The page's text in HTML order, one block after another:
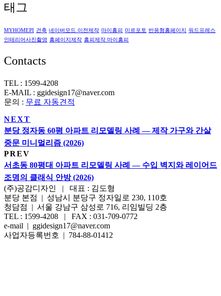
태그
MYHOMEPI 건축 네이버모드 이전제작 마이홈피 미르포토 반응형홈페이지
워드프레스
인테리어사진촬영 홈페이지제작 홈피제작 마이홈피
Contacts
TEL : 1599-4208
E-MAIL : ggidesign17@naver.com
문의 : 무료 자동견적
NEXT
분당 정자동 60평 아파트 리모델링 사례 — 제작 가구와 간살
중문 미니멀리즘 (2026)
PREV
서초동 80평대 아파트 리모델링 사례 — 수입 벽지와 레이어드
조명의 클래식 안방 (2026)
(주)공감디자인 | 대표 : 김도형
분당 본점 | 성남시 분당구 정자일로 230, 110호
청담점 | 서울 강남구 삼성로 716, 리임빌딩 2층
TEL : 1599-4208 | FAX : 031-709-0772
e-mail | ggidesign17@naver.com
사업자등록번호 | 784-88-01412